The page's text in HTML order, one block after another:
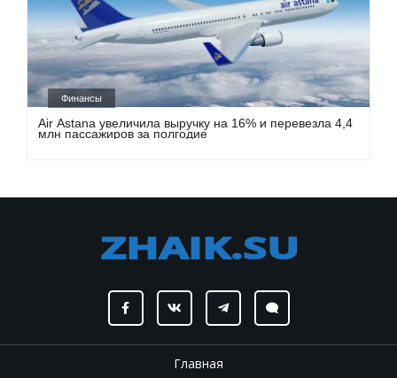
Финансы
Air Astana увеличила выручку на 16% и перевезла 4,4
млн пассажиров за полгодие
Главная